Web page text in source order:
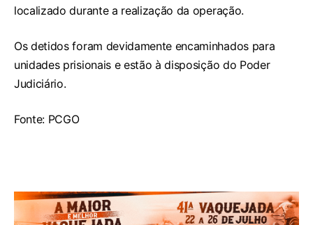
localizado durante a realização da operação.
Os detidos foram devidamente encaminhados para
unidades prisionais e estão à disposição do Poder
Judiciário.
Fonte: PCGO